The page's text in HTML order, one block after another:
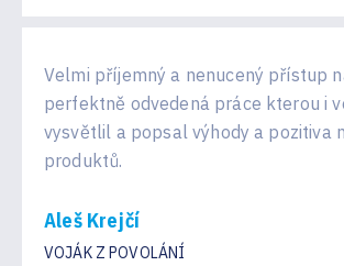
Velmi příjemný a nenucený přístup
perfektně odvedená práce kterou i
vysvětlil a popsal výhody a pozitiva
produktů.
Aleš Krejčí
VOJÁK Z POVOLÁNÍ